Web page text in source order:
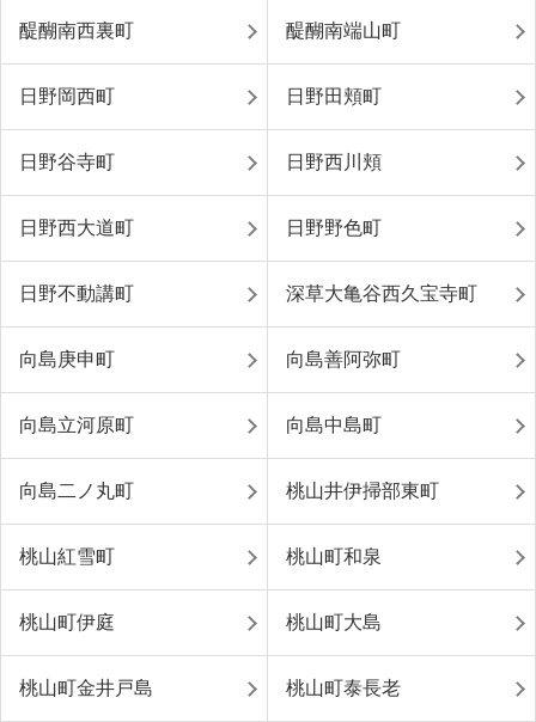
醍醐南西裏町 醍醐南端山町
日野岡西町 日野田頬町
日野谷寺町 日野西川頬
日野西大道町 日野野色町
日野不動講町 深草大亀谷西久宝寺町
向島庚申町 向島善阿弥町
向島立河原町 向島中島町
向島二ノ丸町 桃山井伊掃部東町
桃山紅雪町 桃山町和泉
桃山町伊庭 桃山町大島
桃山町金井戸島 桃山町泰長老